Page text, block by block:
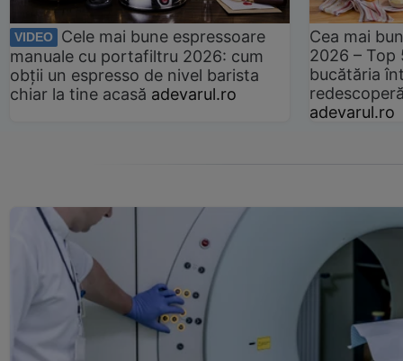
VIDEO
Cele mai bune espressoare
manuale cu portafiltru 2026: cum
obții un espresso de nivel barista
chiar la tine acasă adevarul.ro
Cea mai
2026 –
bucătăria
adevarul.ro